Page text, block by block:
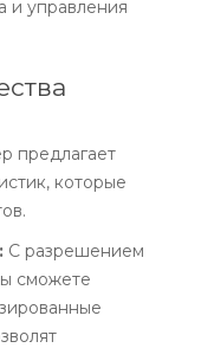
и управления
предлагает
которые
С разрешением
сможете